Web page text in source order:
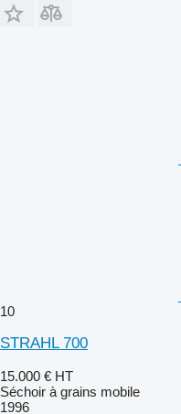
10
STRAHL 700
15.000 € HT
Séchoir à grains mobile
1996